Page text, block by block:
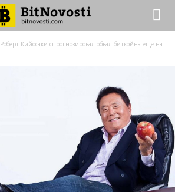
Роберт Кийосаки спрогнозировал обвал биткойна еще на